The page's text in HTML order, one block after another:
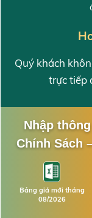
Quý khách
trực tiếp
Nhập
Chính Sách
Bảng giá mới tháng
08/2026